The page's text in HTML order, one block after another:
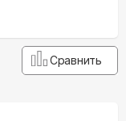
Сравнить